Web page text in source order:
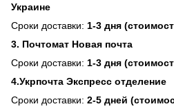
Украине
Сроки доставки: 1-3 дня
3. Почтомат Новая почта
Сроки доставки: 1-3 дня
4.Укрпочта Экспресс отделение
Сроки доставки: 2-5 дней